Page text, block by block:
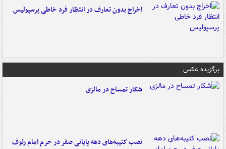
اخراج بدون تعارف در انتظار فرد خاطی پرسپولیس
برگزیده عکس
شکار تمساح در مالزی
نصب کتیبه‌های دهه پایانی صفر در حرم امام رئوف